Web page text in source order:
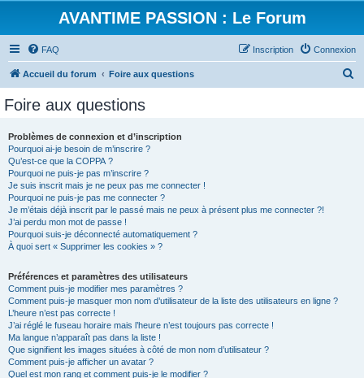
AVANTIME PASSION : Le Forum
FAQ Connexion
Inscription
Accueil du forum Foire aux questions
Foire aux questions
Problèmes de connexion et d’inscription
Pourquoi ai-je besoin de m’inscrire ?
Qu’est-ce que la COPPA ?
Pourquoi ne puis-je pas m’inscrire ?
Je suis inscrit mais je ne peux pas me connecter !
Pourquoi ne puis-je pas me connecter ?
Je m’étais déjà inscrit par le passé mais ne peux à présent plus me connecter ?!
J’ai perdu mon mot de passe !
Pourquoi suis-je déconnecté automatiquement ?
À quoi sert « Supprimer les cookies » ?
Préférences et paramètres des utilisateurs
Comment puis-je modifier mes paramètres ?
Comment puis-je masquer mon nom d’utilisateur de la liste des utilisateurs en ligne ?
L’heure n’est pas correcte !
J’ai réglé le fuseau horaire mais l’heure n’est toujours pas correcte !
Ma langue n’apparaît pas dans la liste !
Que signifient les images situées à côté de mon nom d’utilisateur ?
Comment puis-je afficher un avatar ?
Quel est mon rang et comment puis-je le modifier ?